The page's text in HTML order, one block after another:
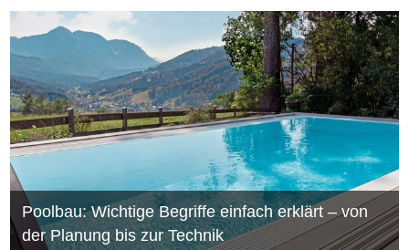
Poolbau: Wichtige Begriffe einfach erklärt – von
der Planung bis zur Technik